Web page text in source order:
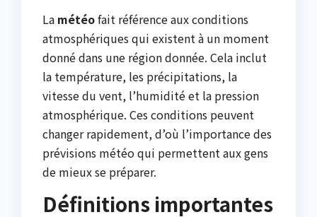
La météofait référence aux conditions
atmosphériques qui existent à un moment
donné dans une région donnée. Cela inclut
la température, les précipitations, la
vitesse du vent, l’humidité et la pression
atmosphérique. Ces conditions peuvent
changer rapidement, d’où l’importance des
prévisions météo qui permettent aux gens
de mieux se préparer.
Définitions importantes